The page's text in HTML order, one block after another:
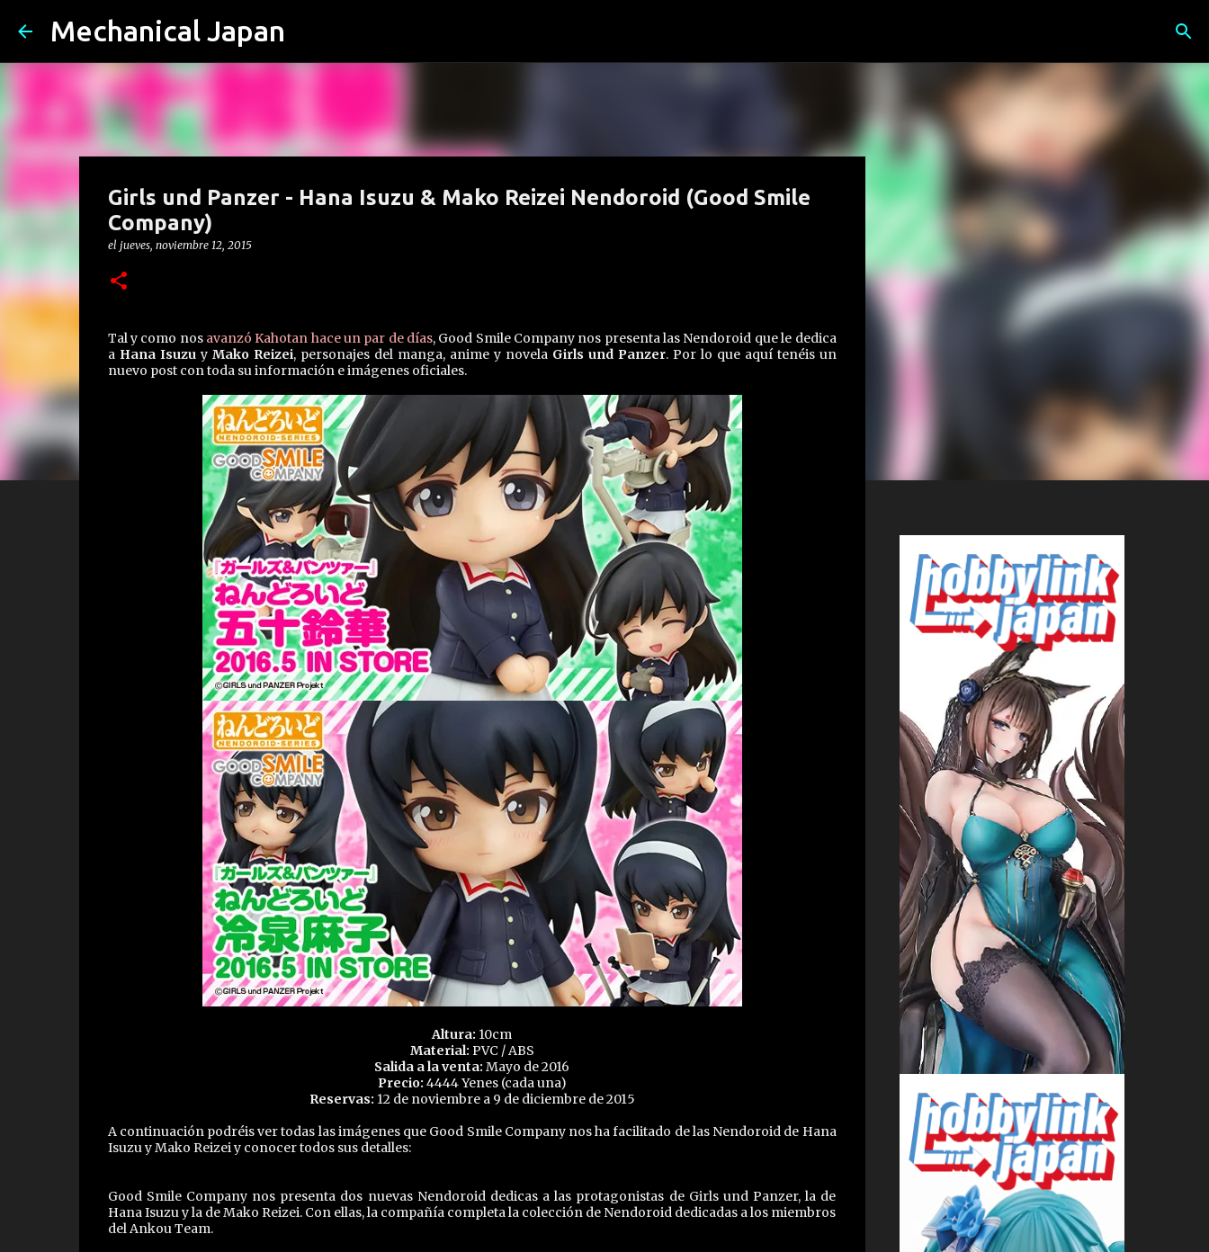
Mechanical Japan
Girls und Panzer - Hana Isuzu & Mako Reizei Nendoroid (Good Smile
Company)
el jueves, noviembre 12, 2015
Tal y como nos avanzó Kahotan hace un par de días, Good Smile Company nos presenta las Nendoroid que le dedica
a Hana Isuzuy Mako Reizei, personajes del manga, anime y novela Girls und Panzer. Por lo que aquí tenéis un
nuevo post con toda su información e imágenes oficiales.
Altura: 10cm
Material: PVC / ABS
Salida a la venta: Mayo de 2016
Precio: 4444 Yenes (cada una)
Reservas: 12 de noviembre a 9 de diciembre de 2015
A continuación podréis ver todas las imágenes que Good Smile Company nos ha facilitado de las Nendoroid de Hana
Isuzu y Mako Reizei y conocer todos sus detalles:
Good Smile Company nos presenta dos nuevas Nendoroid dedicas a las protagonistas de Girls und Panzer, la de
Hana Isuzu y la de Mako Reizei. Con ellas, la compañía completa la colección de Nendoroid dedicadas a los miembros
del Ankou Team.